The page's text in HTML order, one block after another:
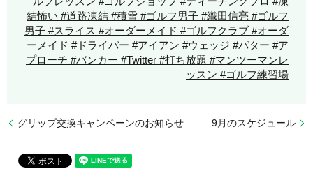
結怖い #道路凍結 #積雪 #ゴルフ男子 #織田信亮 #ゴルフ
男子 #スライス #オーダーメイド #ゴルフクラブ #オーダ
ーメイド #ドライバー #アイアン #ウェッジ #パター #ア
プローチ #バンカー #Twitter #打ち放題 #マンツーマンレ
ッスン #ゴルフ練習場
グリップ交換キャンペーンのお知らせ 9月のスケジュール